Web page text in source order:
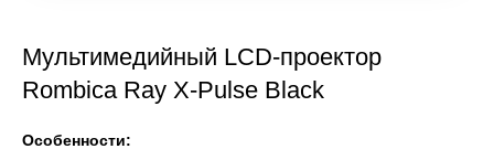
Мультимедийный LCD-проектор
Rombica Ray X-Pulse Black
Особенности: